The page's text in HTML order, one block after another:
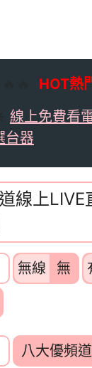
HOT熱
線上免費看
台器
線上LIVE
無線 無
八大優頻道